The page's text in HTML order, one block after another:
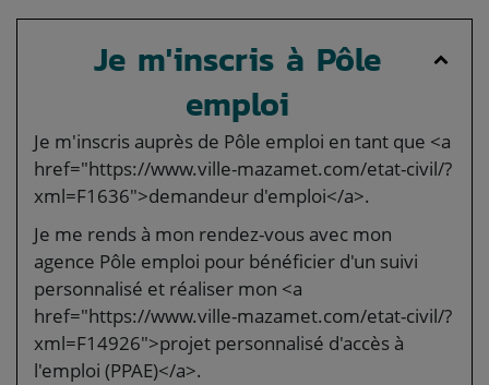
Je m'inscris à Pôle
emploi
Je m'inscris auprès de Pôle emploi en tant que <a
href="https://www.ville-mazamet.com/etat-civil/?
xml=F1636">demandeur d'emploi</a>.
Je me rends à mon rendez-vous avec mon
agence Pôle emploi pour bénéficier d'un suivi
personnalisé et réaliser mon <a
href="https://www.ville-mazamet.com/etat-civil/?
xml=F14926">projet personnalisé d'accès à
l'emploi (PPAE)</a>.